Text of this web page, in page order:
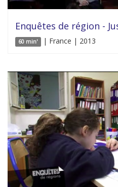
Enquêtes de région -
60 min' | France | 2013